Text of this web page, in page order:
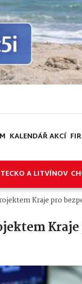
KALENDÁŘ AKCÍ
A LITVÍNOV
Kraje pro